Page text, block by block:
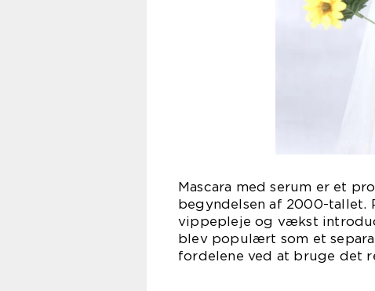
Mascara med serum er et
begyndelsen af 2000-
vippepleje og vækst
blev populært som et
fordelene ved at bruge det